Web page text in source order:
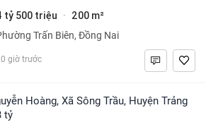
tỷ 500 triệu · 200 m²
Trấn Biên, Đồng Nai
giờ trước
tỷ